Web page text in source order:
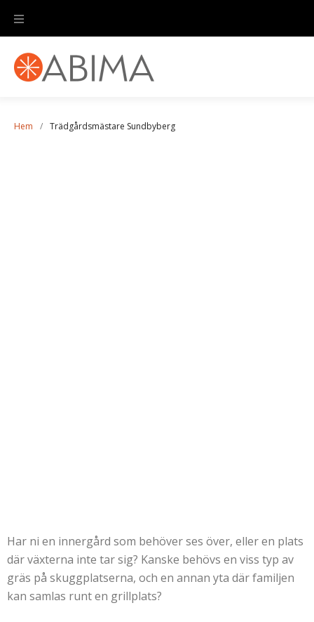
Hem / Trädgårdsmästare Sundbyberg
Har ni en innergård som behöver ses över, eller en plats
där växterna inte tar sig? Kanske behövs en viss typ av
gräs på skuggplatserna, och en annan yta där familjen
kan samlas runt en grillplats?